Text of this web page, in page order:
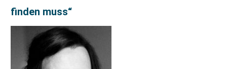
finden muss“